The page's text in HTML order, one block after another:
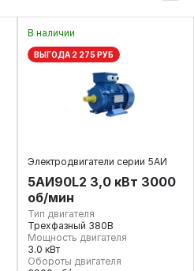
В наличии
ВЫГОДА 2 275 РУБ
Электродвигатели серии 5АИ
5АИ90L2 3,0 кВт 3000
об/мин
Тип двигателя
Трехфазный 380В
Мощность двигателя
3.0 кВт
Обороты двигателя